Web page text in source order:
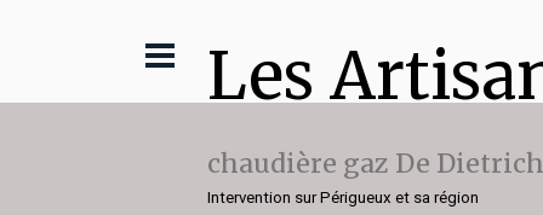
Les
chaudière gaz De Dietrich
Intervention sur Périgueux et sa région